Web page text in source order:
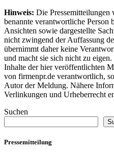
Hinweis: Die Pressemitteilungen
benannte verantwortliche Person
Ansichten sowie dargestellte
nicht zwingend der Auffassung
übernimmt daher keine
und macht sie sich nicht zu eigen.
Inhalte der hier veröffentlichten
von firmenpr.de verantwortlich,
Autor der Meldung. Nähere
Verlinkungen und Urheberrecht
Suchen
Pressemitteilung